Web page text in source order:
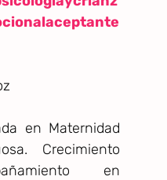
en Maternidad
Crecimiento
en